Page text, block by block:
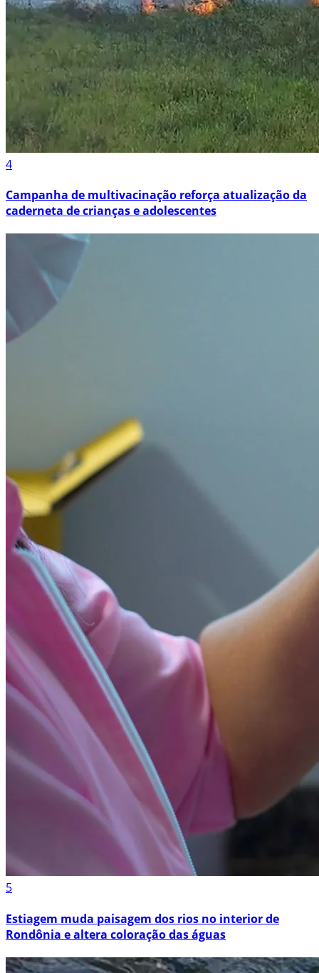
4
Campanha de multivacinação reforça atualização da
caderneta de crianças e adolescentes
5
Estiagem muda paisagem dos rios no interior de
Rondônia e altera coloração das águas